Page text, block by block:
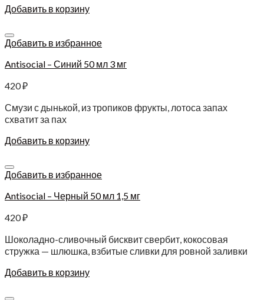
Добавить в корзину
Добавить в избранное
Antisocial – Синий 50 мл 3 мг
420₽
Смузи с дынькой, из тропиков фрукты, лотоса запах
схватит за пах
Добавить в корзину
Добавить в избранное
Antisocial – Черный 50 мл 1,5 мг
420₽
Шоколадно-сливочный бисквит свербит, кокосовая
стружка — шлюшка, взбитые сливки для ровной заливки
Добавить в корзину